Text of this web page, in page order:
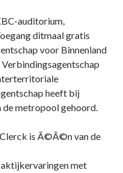
auditorium,
ditmaal gratis
voor Binnenland
Verbindingsagentschap
heeft bij
de metropool gehoord.
is Ã©Ã©n van de
met